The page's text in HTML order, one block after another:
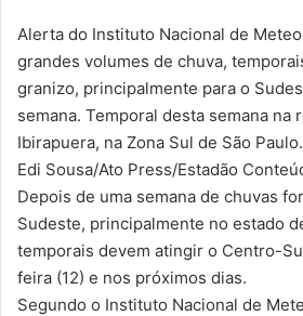
Alerta do Instituto Nacional de
grandes volumes de chuva,
granizo, principalmente para o
semana. Temporal desta semana na
Ibirapuera, na Zona Sul de São Paulo.
Edi Sousa/Ato Press/Estadão
Depois de uma semana de chuvas
Sudeste, principalmente no estado
temporais devem atingir o Centro-
feira (12) e nos próximos dias.
Segundo o Instituto Nacional de